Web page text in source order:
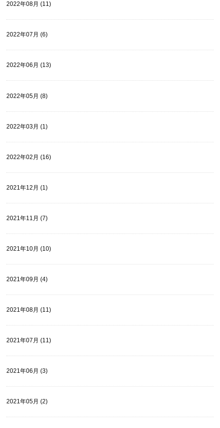
2022年08月 (11)
2022年07月 (6)
2022年06月 (13)
2022年05月 (8)
2022年03月 (1)
2022年02月 (16)
2021年12月 (1)
2021年11月 (7)
2021年10月 (10)
2021年09月 (4)
2021年08月 (11)
2021年07月 (11)
2021年06月 (3)
2021年05月 (2)